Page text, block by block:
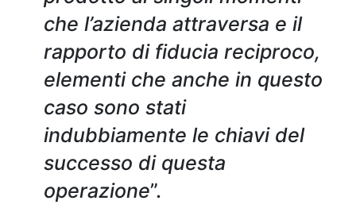
che l’azienda attraversa e il
rapporto di fiducia reciproco,
elementi che anche in questo
caso sono stati
indubbiamente le chiavi del
successo di questa
operazione”.